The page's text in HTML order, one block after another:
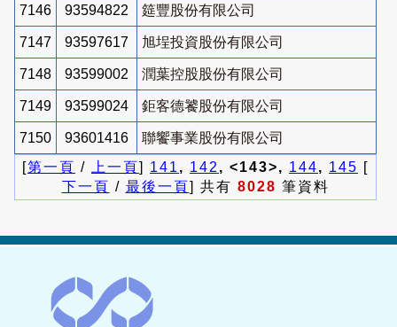
7146 93594822 筵豐股份有限公司
7147 93597617 旭埕投資股份有限公司
7148 93599002 潤葉控股股份有限公司
7149 93599024 鉅客德饕股份有限公司
7150 93601416
聯饗事業股份有限公司
[第一頁 / 上一頁] 141 , 142 , <143>, 144, 145 [
下一頁 / 最後一頁] 共有 8028 筆資料